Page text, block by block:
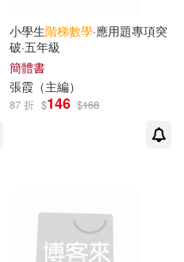
小學生階梯數學·應用題專項突
破·五年級
簡體書
張霞（主編）
87 折 $146 $168